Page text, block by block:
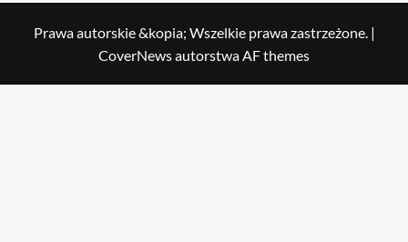
Prawa autorskie &kopia; Wszelkie prawa zastrzeżone. |
CoverNewsautorstwa AF themes